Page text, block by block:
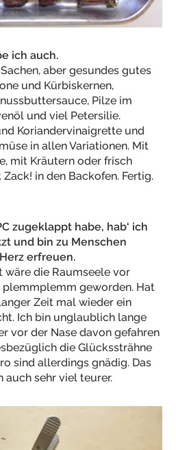
ich auch.
aber gesundes gutes
und Kürbiskernen,
Pilze im
und viel Petersilie.
Koriandervinaigrette und
in allen Variationen. Mit
mit Kräutern oder frisch
in den Backofen. Fertig.
zugeklappt habe, hab‘ ich
und bin zu Menschen
erfreuen.
wäre die Raumseele vor
plemmplemm geworden. Hat
Zeit mal wieder ein
Ich bin unglaublich lange
vor der Nase davon gefahren
die Glückssträhne
sind allerdings gnädig. Das
auch sehr viel teurer.